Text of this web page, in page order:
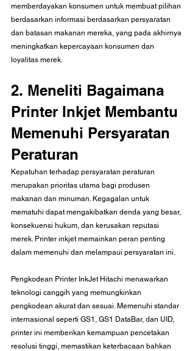
memberdayakan konsumen untuk membuat pilihan
berdasarkan informasi berdasarkan persyaratan
dan batasan makanan mereka, yang pada akhirnya
meningkatkan kepercayaan konsumen dan
loyalitas merek.
2. Meneliti Bagaimana
Printer Inkjet Membantu
Memenuhi Persyaratan
Peraturan
Kepatuhan terhadap persyaratan peraturan
merupakan prioritas utama bagi produsen
makanan dan minuman. Kegagalan untuk
mematuhi dapat mengakibatkan denda yang besar,
konsekuensi hukum, dan kerusakan reputasi
merek. Printer inkjet memainkan peran penting
dalam memenuhi dan melampaui persyaratan ini.
Pengkodean Printer InkJet Hitachi menawarkan
teknologi canggih yang memungkinkan
pengkodean akurat dan sesuai. Memenuhi standar
internasional seperti GS1, GS1 DataBar, dan UID,
printer ini memberikan kemampuan pencetakan
resolusi tinggi, memastikan keterbacaan bahkan